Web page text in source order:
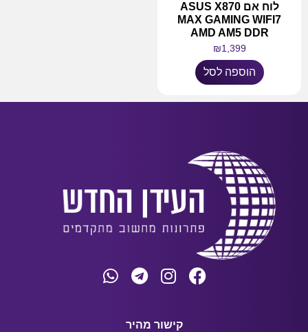
לוח אם ASUS X870
MAX GAMING WIFI7
AMD AM5 DDR
₪1,399
הוספה לסל
קישור מהיר